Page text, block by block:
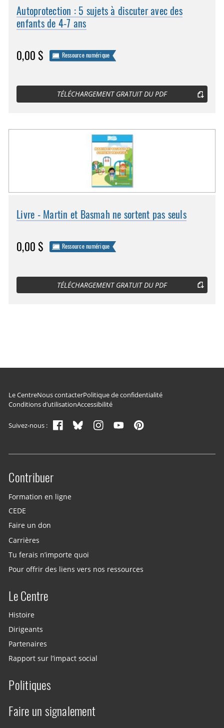
Autoprotection : 5 sujets à discuter avec des
enfants de 4-7 ans
0,00 $ Ressource numérique
TÉLÉCHARGEMENT GRATUIT DU PDF
Livre - Martin et Basmah ne sortent pas seuls
0,00 $ Ressource numérique
TÉLÉCHARGEMENT GRATUIT DU PDF
Navigation du pied de page
Le CentreNous contacterPolitique de confidentialité
Conditions d’utilisationAccessibilité
Suivez-nous :
Site menu
Contribuer
Formation en ligne
CEDE
Faire un don
Carrières
Tu ferais n’importe quoi
Pour offrir des liens vers nos ressources
Le Centre
Histoire
Dirigeants
Partenaires
Rapport sur l’impact social
Politiques
Faire un signalement